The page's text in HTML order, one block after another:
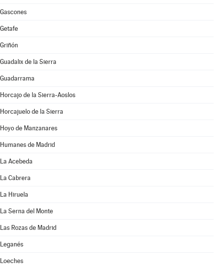
Gascones
Getafe
Griñón
Guadalix de la Sierra
Guadarrama
Horcajo de la Sierra-Aoslos
Horcajuelo de la Sierra
Hoyo de Manzanares
Humanes de Madrid
La Acebeda
La Cabrera
La Hiruela
La Serna del Monte
Las Rozas de Madrid
Leganés
Loeches